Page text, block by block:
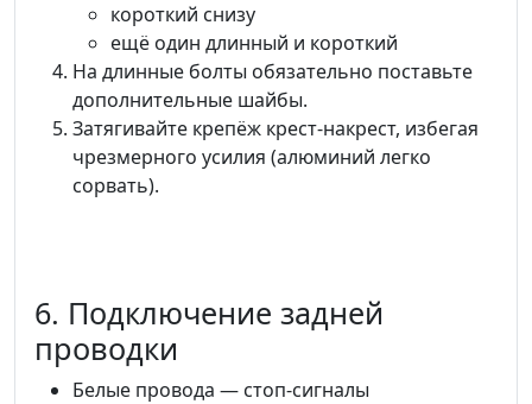
короткий снизу
ещё один длинный и короткий
На длинные болты обязательно поставьте
дополнительные шайбы.
Затягивайте крепёж крест-накрест, избегая
чрезмерного усилия (алюминий легко
сорвать).
6. Подключение задней
проводки
Белые провода — стоп-сигналы